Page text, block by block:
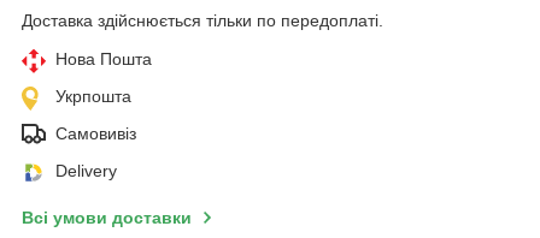
Доставка здійснюється тільки по передоплаті.
Нова Пошта
Укрпошта
Самовивіз
Delivery
Всі умови доставки